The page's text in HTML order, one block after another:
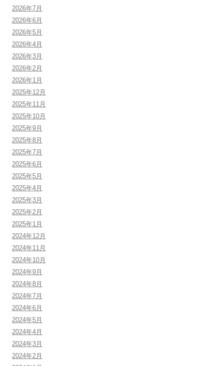
2026年7月
2026年6月
2026年5月
2026年4月
2026年3月
2026年2月
2026年1月
2025年12月
2025年11月
2025年10月
2025年9月
2025年8月
2025年7月
2025年6月
2025年5月
2025年4月
2025年3月
2025年2月
2025年1月
2024年12月
2024年11月
2024年10月
2024年9月
2024年8月
2024年7月
2024年6月
2024年5月
2024年4月
2024年3月
2024年2月